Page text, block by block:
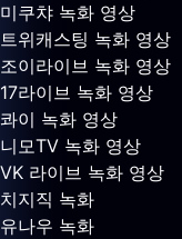
미쿠챠 녹화 영상
트위캐스팅 녹화 영상
조이라이브 녹화 영상
17라이브 녹화 영상
콰이 녹화 영상
니모TV 녹화 영상
VK 라이브 녹화 영상
치지직 녹화
유나우 녹화